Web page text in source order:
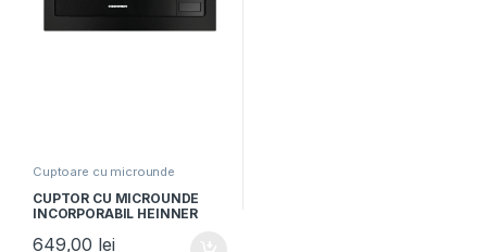
Cuptoare cu microunde
CUPTOR CU MICROUNDE
INCORPORABIL HEINNER
900W, Capacitate 25L, Grill,
649,00 lei